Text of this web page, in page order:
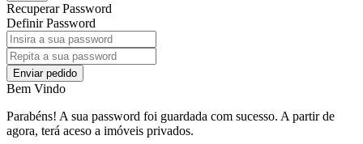
Recuperar Password
Definir Password
Enviar pedido
Bem Vindo
Parabéns! A sua password foi guardada com sucesso. A partir de
agora, terá aceso a imóveis privados.